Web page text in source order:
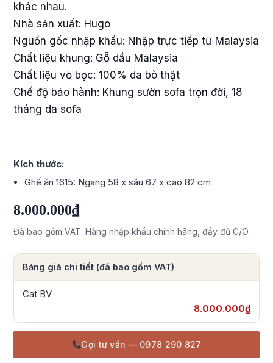
khác nhau.
Nhà sản xuất: Hugo
Nguồn gốc nhập khẩu: Nhập trực tiếp từ Malaysia
Chất liệu khung: Gỗ dầu Malaysia
Chất liệu vỏ bọc: 100% da bò thật
Chế độ bảo hành: Khung sườn sofa trọn đời, 18
tháng da sofa
Kích thước:
Ghế ăn 1615: Ngang 58 x sâu 67 x cao 82 cm
8.000.000₫
Đã bao gồm VAT. Hàng nhập khẩu chính hãng, đầy đủ C/O.
Bảng giá chi tiết (đã bao gồm VAT)
Cat BV
8.000.000₫
Gọi tư vấn — 0978 290 827